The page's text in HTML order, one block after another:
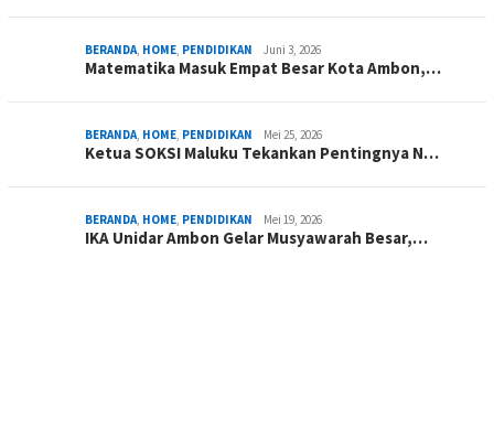
BERANDA, HOME, PENDIDIKAN Juni 3, 2026
Matematika Masuk Empat Besar Kota Ambon,…
BERANDA, HOME, PENDIDIKAN Mei 25, 2026
Ketua SOKSI Maluku Tekankan Pentingnya N…
BERANDA, HOME, PENDIDIKAN Mei 19, 2026
IKA Unidar Ambon Gelar Musyawarah Besar,…